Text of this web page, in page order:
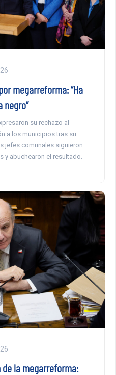
megarreforma: “Ha
negro”
su rechazo al
a los municipios tras su
jefes comunales siguieron
y abuchearon el resultado.
la megarreforma: